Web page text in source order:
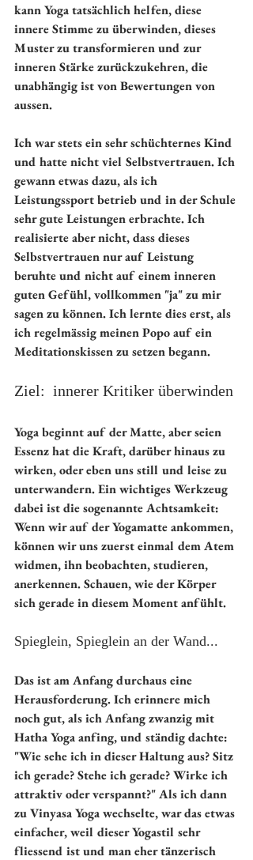
kann Yoga tatsächlich helfen, diese
innere Stimme zu überwinden, dieses
Muster zu transformieren und zur
inneren Stärke zurückzukehren, die
unabhängig ist von Bewertungen von
aussen.
Ich war stets ein sehr schüchternes Kind
und hatte nicht viel Selbstvertrauen. Ich
gewann etwas dazu, als ich
Leistungssport betrieb und in der Schule
sehr gute Leistungen erbrachte. Ich
realisierte aber nicht, dass dieses
Selbstvertrauen nur auf Leistung
beruhte und nicht auf einem inneren
guten Gefühl, vollkommen "ja" zu mir
sagen zu können. Ich lernte dies erst, als
ich regelmässig meinen Popo auf ein
Meditationskissen zu setzen begann.
Ziel:  innerer Kritiker überwinden
Yoga beginnt auf der Matte, aber seien
Essenz hat die Kraft, darüber hinaus zu
wirken, oder eben uns still und leise zu
unterwandern. Ein wichtiges Werkzeug
dabei ist die sogenannte Achtsamkeit:
Wenn wir auf der Yogamatte ankommen,
können wir uns zuerst einmal dem Atem
widmen, ihn beobachten, studieren,
anerkennen. Schauen, wie der Körper
sich gerade in diesem Moment anfühlt.
Spieglein, Spieglein an der Wand...
Das ist am Anfang durchaus eine
Herausforderung. Ich erinnere mich
noch gut, als ich Anfang zwanzig mit
Hatha Yoga anfing, und ständig dachte:
"Wie sehe ich in dieser Haltung aus? Sitz
ich gerade? Stehe ich gerade? Wirke ich
attraktiv oder verspannt?" Als ich dann
zu Vinyasa Yoga wechselte, war das etwas
einfacher, weil dieser Yogastil sehr
fliessend ist und man eher tänzerisch